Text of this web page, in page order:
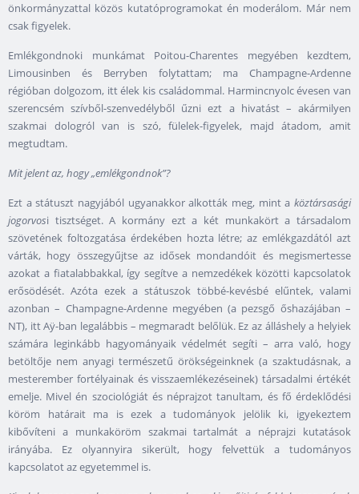
önkormányzattal közös kutatóprogramokat én moderálom. Már nem
csak figyelek.
Emlékgondnoki munkámat Poitou-Charentes megyében kezdtem,
Limousinben és Berryben folytattam; ma Champagne-Ardenne
régióban dolgozom, itt élek kis családommal. Harmincnyolc évesen van
szerencsém szívből-szenvedélyből űzni ezt a hivatást – akármilyen
szakmai dologról van is szó, fülelek-figyelek, majd átadom, amit
megtudtam.
Mit jelent az, hogy „emlékgondnok”?
Ezt a státuszt nagyjából ugyanakkor alkották meg, mint a köztársasági
jogorvosi tisztséget. A kormány ezt a két munkakört a társadalom
szövetének foltozgatása érdekében hozta létre; az emlékgazdától azt
várták, hogy összegyűjtse az idősek mondandóit és megismertesse
azokat a fiatalabbakkal, így segítve a nemzedékek közötti kapcsolatok
erősödését. Azóta ezek a státuszok többé-kevésbé elűntek, valami
azonban – Champagne-Ardenne megyében (a pezsgő őshazájában –
NT), itt Aÿ-ban legalábbis – megmaradt belőlük. Ez az álláshely a helyiek
számára leginkább hagyományaik védelmét segíti – arra való, hogy
betöltője nem anyagi természetű örökségeinknek (a szaktudásnak, a
mesterember fortélyainak és visszaemlékezéseinek) társadalmi értékét
emelje. Mivel én szociológiát és néprajzot tanultam, és fő érdeklődési
köröm határait ma is ezek a tudományok jelölik ki, igyekeztem
kibővíteni a munkaköröm szakmai tartalmát a néprajzi kutatások
irányába. Ez olyannyira sikerült, hogy felvettük a tudományos
kapcsolatot az egyetemmel is.